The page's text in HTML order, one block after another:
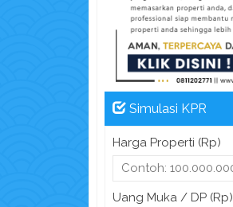
Simulasi KPR
Harga Properti (Rp)
Uang Muka / DP (Rp)